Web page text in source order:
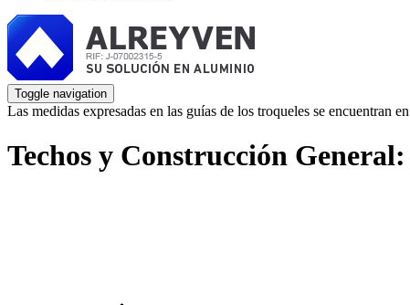
Toggle navigation
Las medidas expresadas en las guías de los troqueles se encuentran en
Techos y Construcción General: